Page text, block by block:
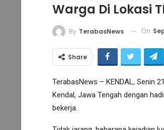
Warga Di Lokasi
By TerabasNews On
Share
TerabasNews – KENDAL, Senin
Kendal, Jawa Tengah dengan
bekerja.